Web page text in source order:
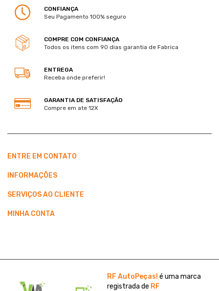
CONFIANÇA
Seu Pagamento 100% seguro
COMPRE COM CONFIANÇA
Todos os itens com 90 dias garantia de Fabrica
ENTREGA
Receba onde preferir!
GARANTIA DE SATISFAÇÃO
Compre em ate 12X
ENTRE EM CONTATO
INFORMAÇÕES
SERVIÇOS AO CLIENTE
MINHA CONTA
RF AutoPeças! é uma marca
registrada de RF